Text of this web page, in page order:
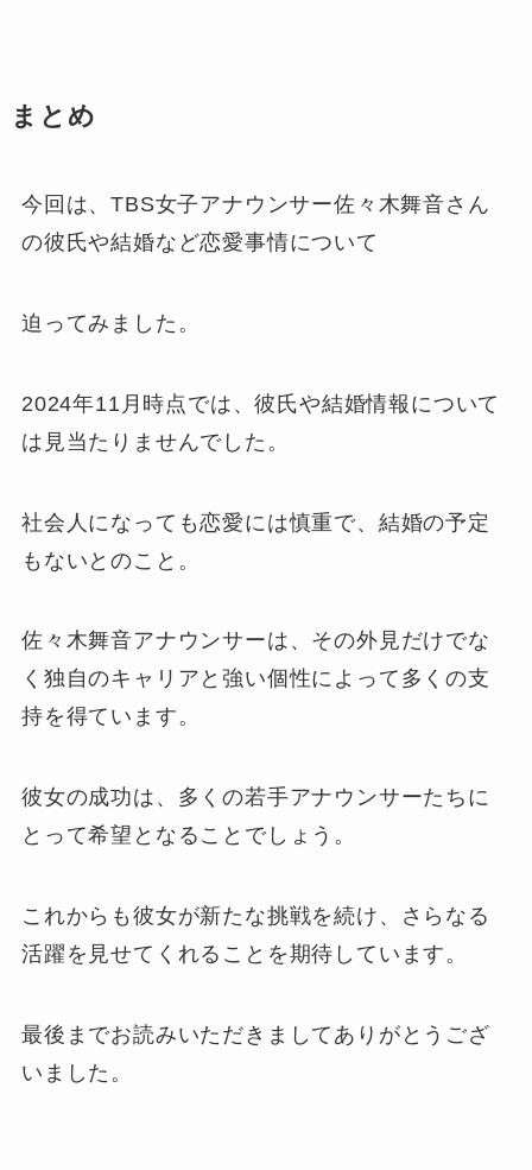
まとめ
今回は、TBS女子アナウンサー佐々木舞音さん
の彼氏や結婚など恋愛事情について
迫ってみました。
2024年11月時点では、彼氏や結婚情報について
は見当たりませんでした。
社会人になっても恋愛には慎重で、結婚の予定
もないとのこと。
佐々木舞音アナウンサーは、その外見だけでな
く独自のキャリアと強い個性によって多くの支
持を得ています。
彼女の成功は、多くの若手アナウンサーたちに
とって希望となることでしょう。
これからも彼女が新たな挑戦を続け、さらなる
活躍を見せてくれることを期待しています。
最後までお読みいただきましてありがとうござ
いました。